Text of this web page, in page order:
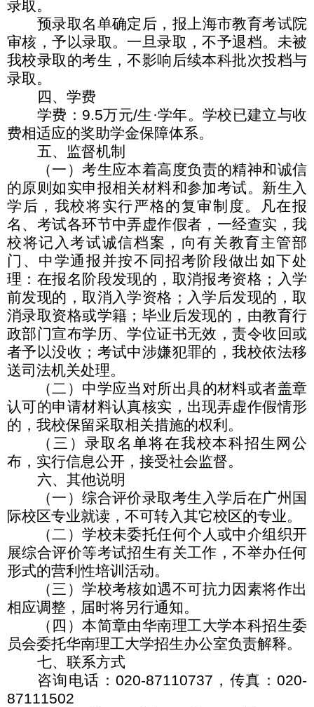
录取。
预录取名单确定后，报上海市教育考试院
审核，予以录取。一旦录取，不予退档。未被
我校录取的考生，不影响后续本科批次投档与
录取。
四、学费
学费： 9.5万元/生 ·学年。学校已建立与收
费相适应的奖助学金保障体系。
五、监督机制
（一）考生应本着高度负责的精神和诚信
的原则如实申报相关材料和参加考试。新生入
学后，我校将实行严格的复审制度。凡在报
名、考试各环节中弄虚作假者，一经查实，我
校将记入考试诚信档案，向有关教育主管部
门、中学通报并按不同招考阶段做出如下处
理：在报名阶段发现的，取消报考资格；入学
前发现的，取消入学资格；入学后发现的，取
消录取资格或学籍；毕业后发现的，由教育行
政部门宣布学历、学位证书无效，责令收回或
者予以没收；考试中涉嫌犯罪的，我校依法移
送司法机关处理。
（二）中学应当对所出具的材料或者盖章
认可的申请材料认真核实，出现弄虚作假情形
的，我校保留采取相关措施的权利。
（三）录取名单将在我校本科招生网公
布，实行信息公开，接受社会监督。
六、其他说明
（一）综合评价录取考生入学后在广州国
际校区专业就读，不可转入其它校区的专业。
（二）学校未委托任何个人或中介组织开
展综合评价等考试招生有关工作，不举办任何
形式的营利性培训活动。
（三）学校考核如遇不可抗力因素将作出
相应调整，届时将另行通知。
（四）本简章由华南理工大学本科招生委
员会委托华南理工大学招生办公室负责解释。
七、联系方式
咨询电话： 020-87110737 ，传真： 020-
87111502